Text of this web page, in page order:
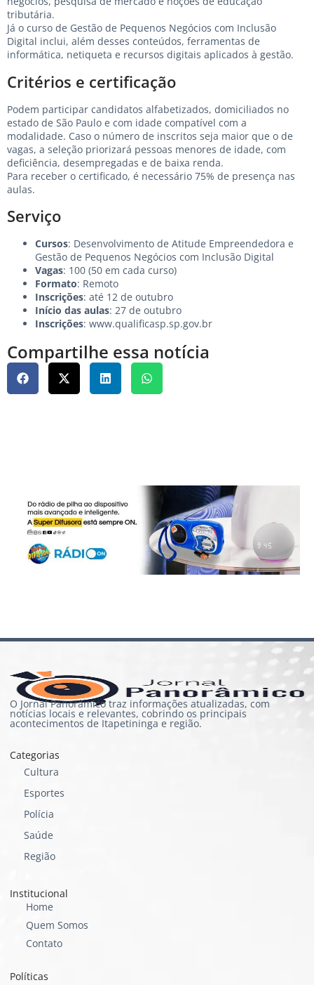
tributária.
Já o curso de Gestão de Pequenos Negócios com Inclusão
Digital inclui, além desses conteúdos, ferramentas de
informática, netiqueta e recursos digitais aplicados à gestão.
Critérios e certificação
Podem participar candidatos alfabetizados, domiciliados no
estado de São Paulo e com idade compatível com a
modalidade. Caso o número de inscritos seja maior que o de
vagas, a seleção priorizará pessoas menores de idade, com
deficiência, desempregadas e de baixa renda.
Para receber o certificado, é necessário 75% de presença nas
aulas.
Serviço
Cursos: Desenvolvimento de Atitude Empreendedora e
Gestão de Pequenos Negócios com Inclusão Digital
Vagas: 100 (50 em cada curso)
Formato: Remoto
Inscrições: até 12 de outubro
Início das aulas: 27 de outubro
Inscrições: www.qualificasp.sp.gov.br
Compartilhe essa notícia
O Jornal Panorâmico traz informações atualizadas, com
notícias locais e relevantes, cobrindo os principais
acontecimentos de Itapetininga e região.
Categorias
Cultura
Esportes
Polícia
Saúde
Região
Institucional
Home
Quem Somos
Contato
Políticas